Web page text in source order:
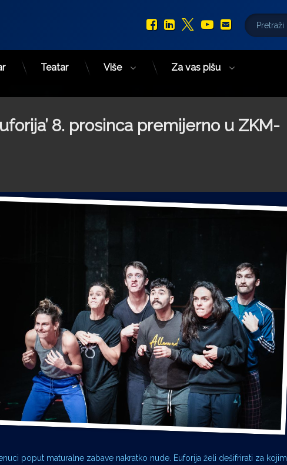
Facebook
LinkedIn
X.com
YouTube
E-mail
Pretraži:
Teatar Više Za vas pišu
8. prosinca premijerno u ZKM-
poput maturalne zabave nakratko nude. Euforija želi dešifrirati za kojim